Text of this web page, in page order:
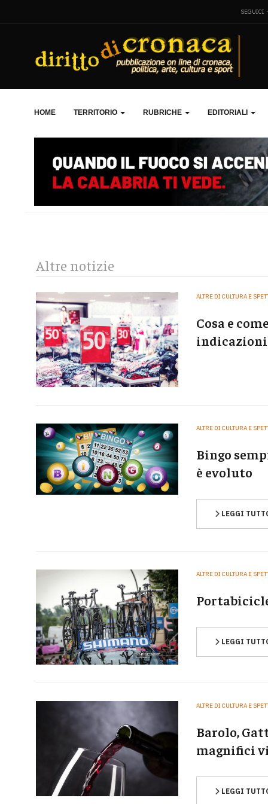
SEGUICI
HOME TERRITORIO RUBRICHE EDITORIALI
Altre notizie
ALTRE DI CULTURA E
Cosa e
ALTRE DI CULTURA E
Bingo
è evoluto
LEGGI
ALTRE DI CULTURA E
LEGGI
ALTRE DI CULTURA E
Barolo,
magnifici
LEGGI